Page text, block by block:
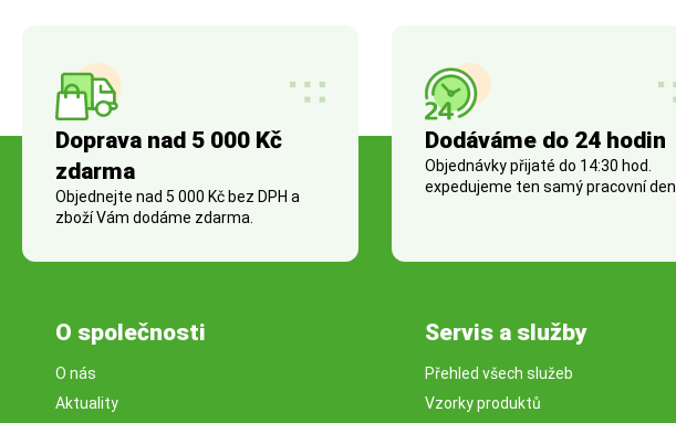
Doprava nad 5 000 Kč
zdarma
Objednejte nad 5 000 Kč bez DPH a
zboží Vám dodáme zdarma.
Dodáváme do 24 hodin
Objednávky přijaté do 14:30 hod.
expedujeme ten samý pracovní den.
O společnosti
O nás
Aktuality
Servis a služby
Přehled všech služeb
Vzorky produktů